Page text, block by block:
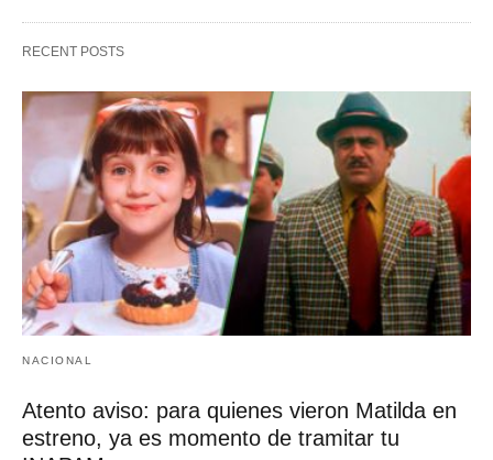
RECENT POSTS
NACIONAL
Atento aviso: para quienes vieron Matilda en
estreno, ya es momento de tramitar tu